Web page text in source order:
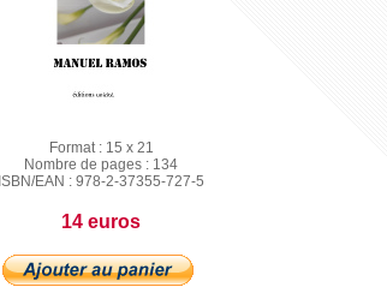
Format : 15 x 21
Nombre de pages : 134
ISBN/EAN : 978-2-37355-727-5
14 euros